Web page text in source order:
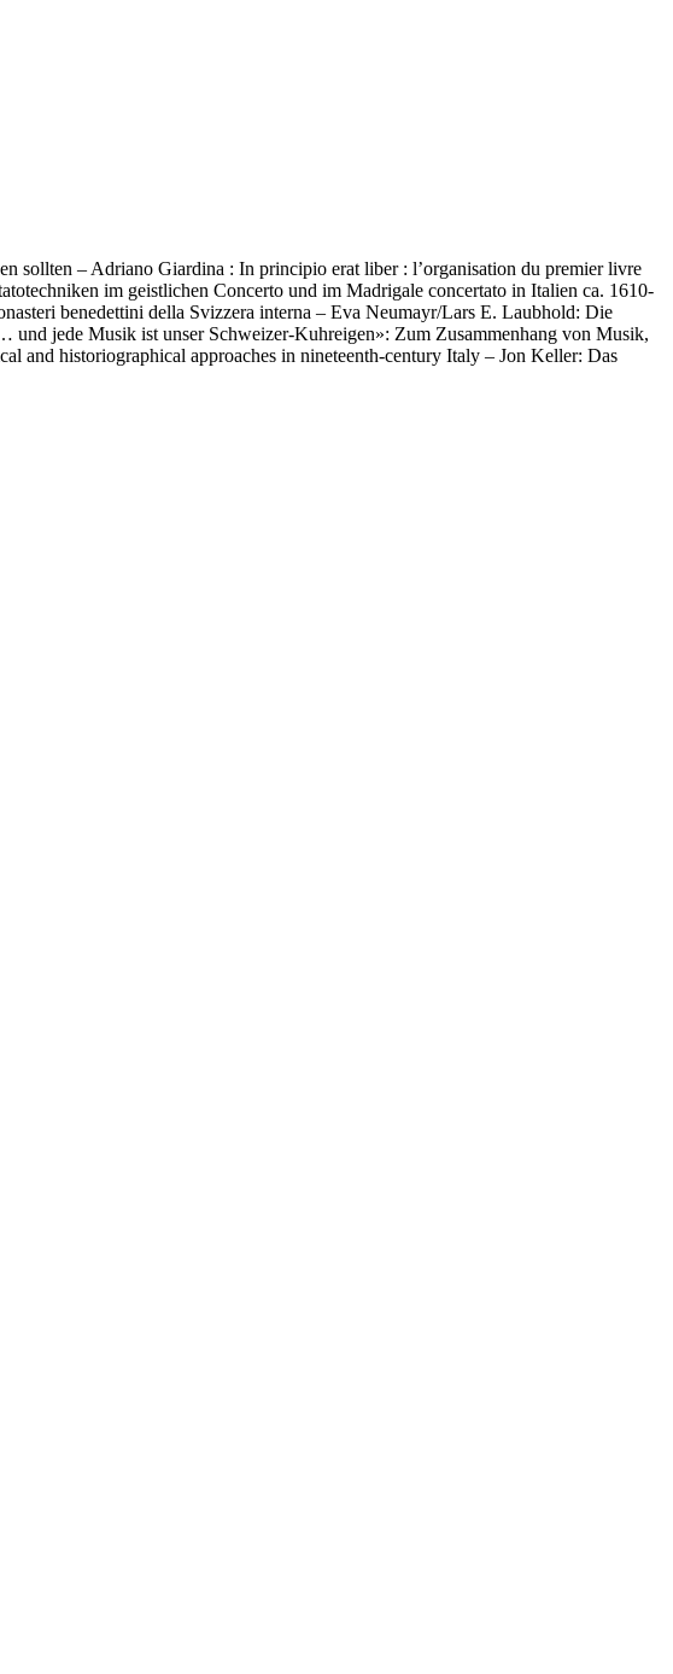
sollten – Adriano Giardina : In principio erat liber : l’organisation du premier livre
im geistlichen Concerto und im Madrigale concertato in Italien ca. 1610-
benedettini della Svizzera interna – Eva Neumayr/Lars E. Laubhold: Die
jede Musik ist unser Schweizer-Kuhreigen»: Zum Zusammenhang von Musik,
and historiographical approaches in nineteenth-century Italy – Jon Keller: Das